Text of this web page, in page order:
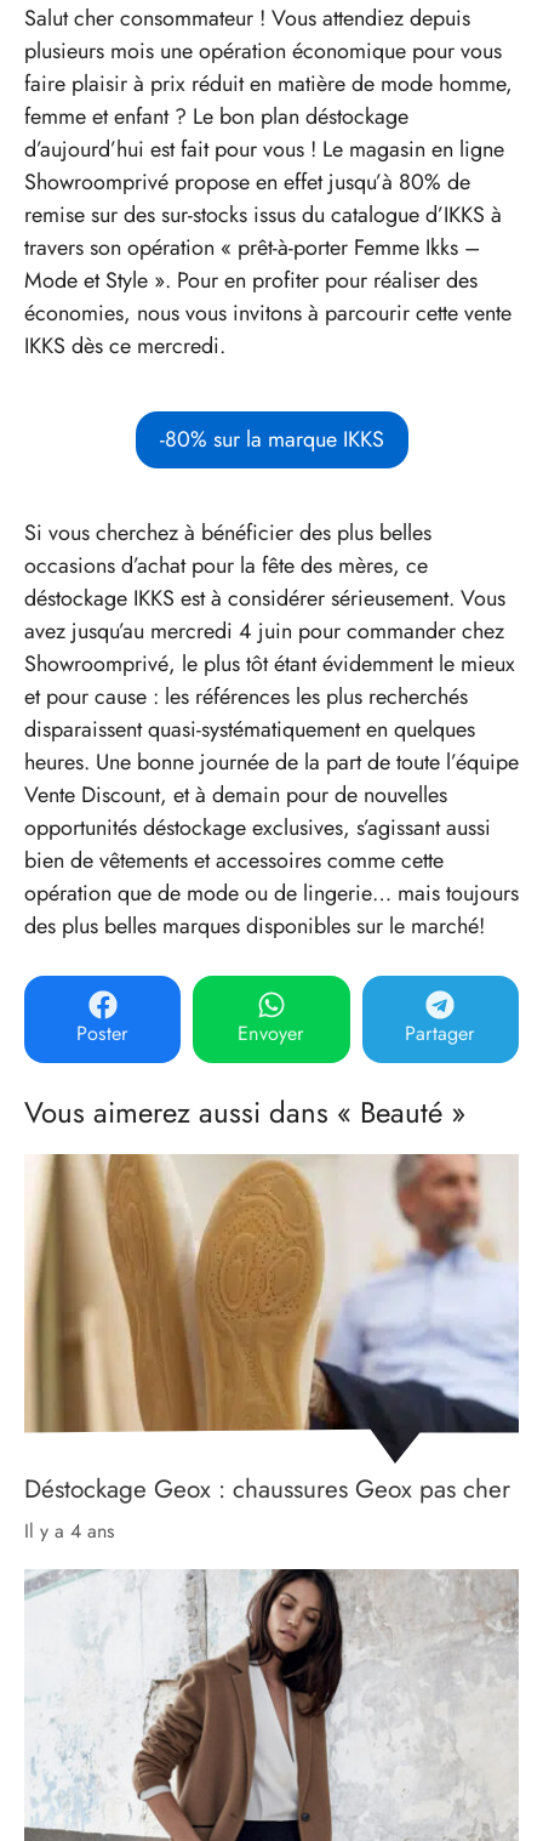
Salut cher consommateur ! Vous attendiez depuis
plusieurs mois une opération économique pour vous
faire plaisir à prix réduit en matière de mode homme,
femme et enfant ? Le bon plan déstockage
d’aujourd’hui est fait pour vous ! Le magasin en ligne
Showroomprivé propose en effet jusqu’à 80% de
remise sur des sur-stocks issus du catalogue d’IKKS à
travers son opération « prêt-à-porter Femme Ikks –
Mode et Style ». Pour en profiter pour réaliser des
économies, nous vous invitons à parcourir cette vente
IKKS dès ce mercredi.
-80% sur la marque IKKS
Si vous cherchez à bénéficier des plus belles
occasions d’achat pour la fête des mères, ce
déstockage IKKS est à considérer sérieusement. Vous
avez jusqu’au mercredi 4 juin pour commander chez
Showroomprivé, le plus tôt étant évidemment le mieux
et pour cause : les références les plus recherchés
disparaissent quasi-systématiquement en quelques
heures. Une bonne journée de la part de toute l’équipe
Vente Discount, et à demain pour de nouvelles
opportunités déstockage exclusives, s’agissant aussi
bien de vêtements et accessoires comme cette
opération que de mode ou de lingerie… mais toujours
des plus belles marques disponibles sur le marché!
Poster Envoyer Partager
Vous aimerez aussi dans « Beauté »
Déstockage Geox : chaussures Geox pas cher
il y a 4 ans